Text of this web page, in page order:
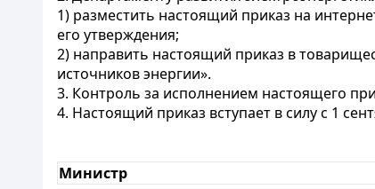
1) разместить настоящий приказ на
его утверждения;
2) направить настоящий приказ в
источников энергии».
3. Контроль за исполнением настоящего
4. Настоящий приказ вступает в силу с 1
Министр